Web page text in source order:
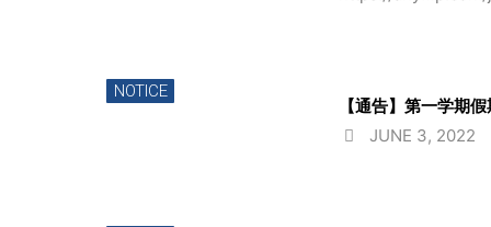
NOTICE
【通告】第一学期
JUNE 3, 2022